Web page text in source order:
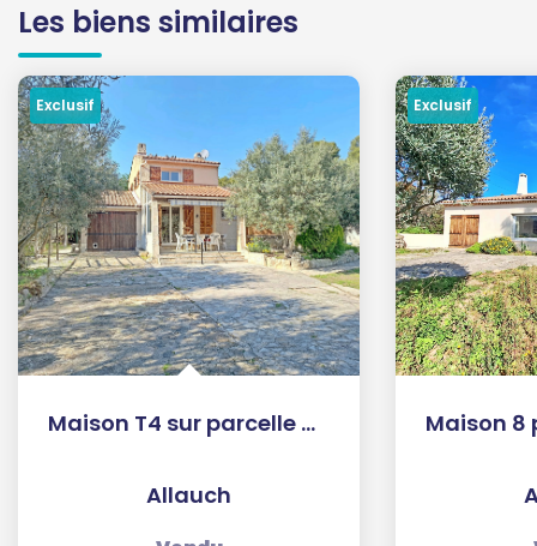
Les biens similaires
Exclusif
Maison 8 pièce(s) 209 m2
Allauch